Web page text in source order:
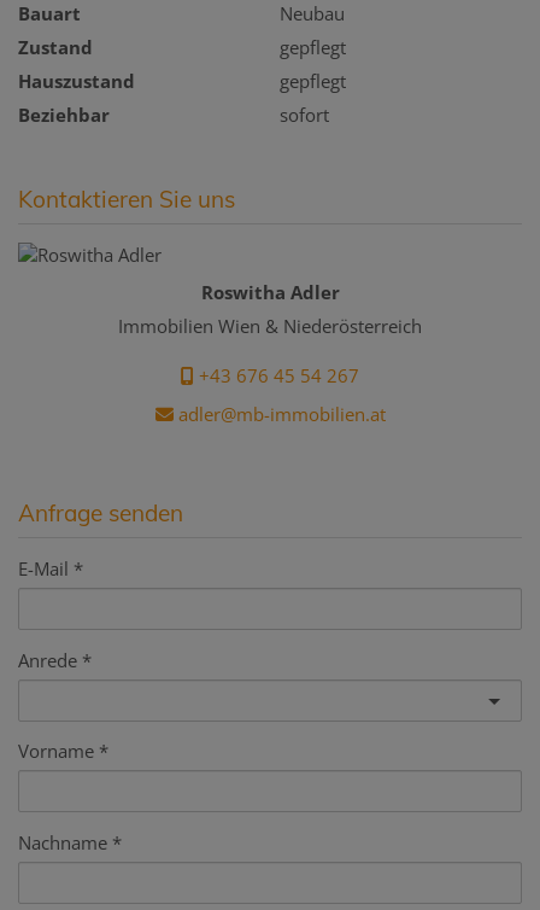
Bauart
Neubau
Zustand
gepflegt
Hauszustand
gepflegt
Beziehbar
sofort
Kontaktieren Sie uns
Roswitha Adler
Immobilien Wien & Niederösterreich
+43 676 45 54 267
adler@mb-immobilien.at
Anfrage senden
E-Mail
Anrede
Vorname
Nachname